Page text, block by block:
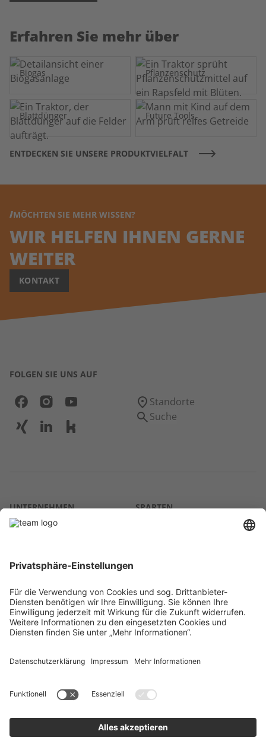
Erfahren Sie mehr über
Biogas Pflanzenschutz
Blattdünger Future Tools
ENTDECKEN SIE UNSERE PRODUKTVIELFALT
MÖCHTEN SIE MEHR WISSEN?
WIR HELFEN IHNEN GERNE
WEITER
KONTAKT
FOLGEN SIE UNS AUF
Standorte
Suche
UNTERNEHMEN
Über uns
Karriere
Kontakt
SPARTEN
RECHTLICHES
Lieferkette
Barrierefreiheitserklärung